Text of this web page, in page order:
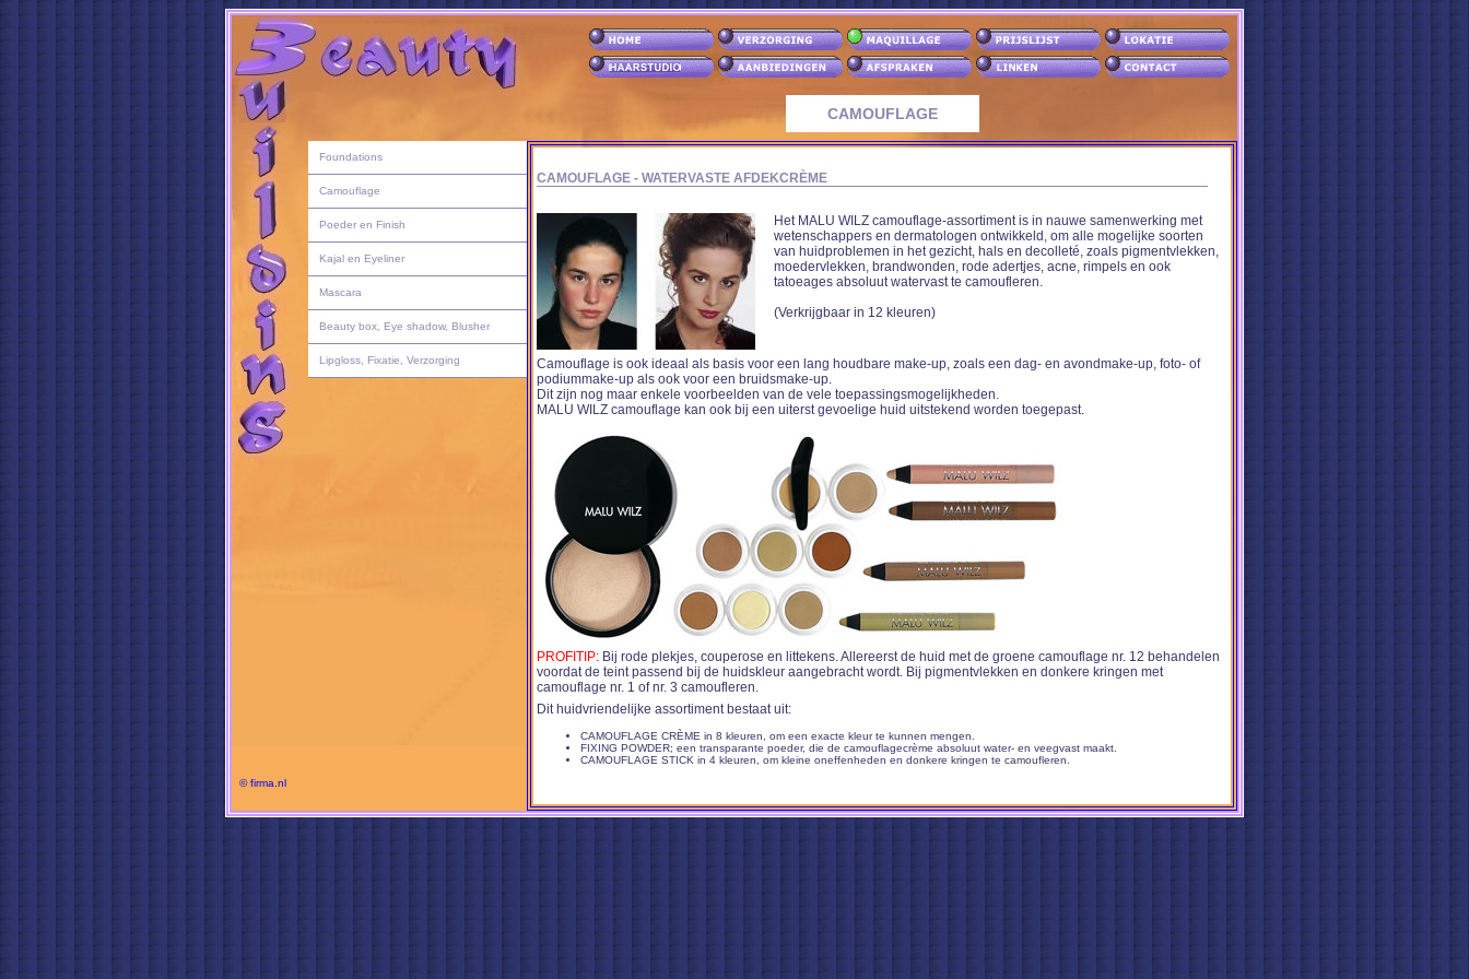
CAMOUFLAGE
Foundations
Camouflage
Poeder en Finish
Kajal en Eyeliner
Mascara
Beauty box, Eye shadow, Blusher
Lipgloss, Fixatie, Verzorging
CAMOUFLAGE - WATERVASTE AFDEKCRÈME
Het MALU WILZ camouflage-assortiment is in nauwe samenwerking met
wetenschappers en dermatologen ontwikkeld, om alle mogelijke soorten
van huidproblemen in het gezicht, hals en decolleté, zoals pigmentvlekken,
moedervlekken, brandwonden, rode adertjes, acne, rimpels en ook
tatoeages absoluut watervast te camoufleren.
(Verkrijgbaar in 12 kleuren)
Camouflage is ook ideaal als basis voor een lang houdbare make-up, zoals een dag- en avondmake-up, foto- of
podiummake-up als ook voor een bruidsmake-up.
Dit zijn nog maar enkele voorbeelden van de vele toepassingsmogelijkheden.
MALU WILZ camouflage kan ook bij een uiterst gevoelige huid uitstekend worden toegepast.
PROFITIP: Bij rode plekjes, couperose en littekens. Allereerst de huid met de groene camouflage nr. 12 behandelen
voordat de teint passend bij de huidskleur aangebracht wordt. Bij pigmentvlekken en donkere kringen met
camouflage nr. 1 of nr. 3 camoufleren.
Dit huidvriendelijke assortiment bestaat uit:
CAMOUFLAGE CRÈME in 8 kleuren, om een exacte kleur te kunnen mengen.
FIXING POWDER; een transparante poeder, die de camouflagecrème absoluut water- en veegvast maakt.
CAMOUFLAGE STICK in 4 kleuren, om kleine oneffenheden en donkere kringen te camoufleren.
© firma.nl